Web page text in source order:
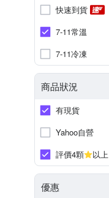
快速到貨
7-11常溫
7-11冷凍
商品狀況
有現貨
Yahoo自營
評價4顆
以上
優惠